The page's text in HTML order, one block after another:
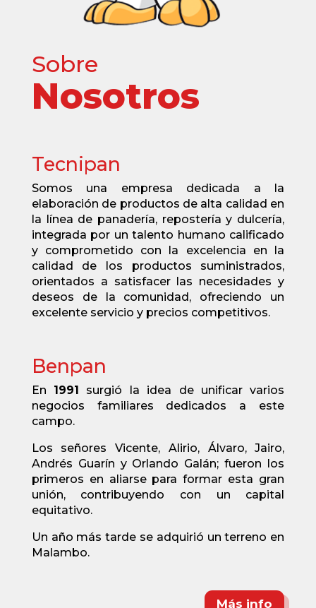
Sobre
Nosotros
Tecnipan
Somos una empresa dedicada a la
elaboración de productos de alta calidad en
la línea de panadería, repostería y dulcería,
integrada por un talento humano calificado
y comprometido con la excelencia en la
calidad de los productos suministrados,
orientados a satisfacer las necesidades y
deseos de la comunidad, ofreciendo un
excelente servicio y precios competitivos.
Benpan
En 1991 surgió la idea de unificar varios
negocios familiares dedicados a este
campo.
Los señores Vicente, Alirio, Álvaro, Jairo,
Andrés Guarín y Orlando Galán; fueron los
primeros en aliarse para formar esta gran
unión, contribuyendo con un capital
equitativo.
Un año más tarde se adquirió un terreno en
Malambo.
Más info